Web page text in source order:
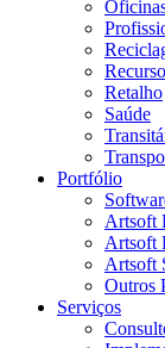
Retalho
Saúde
Portfólio
Artsoft
Artsoft
Artsoft
Outros
Serviços